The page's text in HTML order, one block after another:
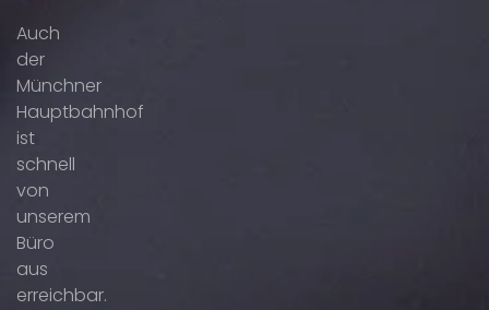
Auch
der
Münchner
Hauptbahnhof
ist
schnell
von
unserem
Büro
aus
erreichbar.